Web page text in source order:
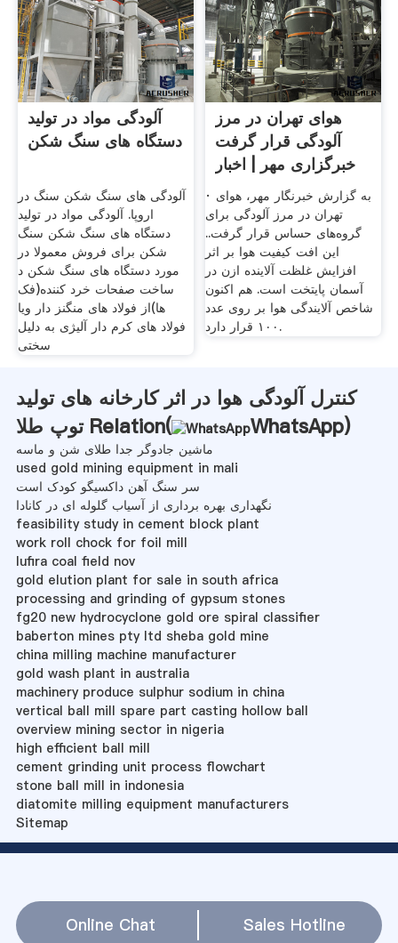
آلودگی مواد در تولید
دستگاه های سنگ شکن
آلودگی های سنگ شکن سنگ در
اروپا. آلودگی مواد در تولید
دستگاه های سنگ شکن سنگ
شکن برای فروش معمولا در
مورد دستگاه های سنگ شکن د
ساخت صفحات خرد کننده(فک
ها)از فولاد های منگنز دار ویا
فولاد های کرم دار آلیژی به دلیل
سختی
هوای تهران در مرز
آلودگی قرار گرفت
خبرگزاری مهر | اخبار
· به گزارش خبرنگار مهر، هوای
تهران در مرز آلودگی برای
گروه‌های حساس قرار گرفت..
این افت کیفیت هوا بر اثر
افزایش غلظت آلاینده ازن در
آسمان پایتخت است. هم اکنون
شاخص آلایندگی هوا بر روی عدد
۱۰۰ قرار دارد.
کنترل آلودگی هوا در اثر کارخانه های تولید
توپ طلا Relation(
WhatsApp)
ماشین جادوگر جدا طلای شن و ماسه
used gold mining equipment in mali
سر سنگ آهن داکسیگو کودک است
نگهداری بهره برداری از آسیاب گلوله ای در کانادا
feasibility study in cement block plant
work roll chock for foil mill
lufira coal field nov
gold elution plant for sale in south africa
processing and grinding of gypsum stones
fg20 new hydrocyclone gold ore spiral classifier
baberton mines pty ltd sheba gold mine
china milling machine manufacturer
gold wash plant in australia
machinery produce sulphur sodium in china
vertical ball mill spare part casting hollow ball
overview mining sector in nigeria
high efficient ball mill
cement grinding unit process flowchart
stone ball mill in indonesia
diatomite milling equipment manufacturers
Sitemap
Online Chat Sales Hotline